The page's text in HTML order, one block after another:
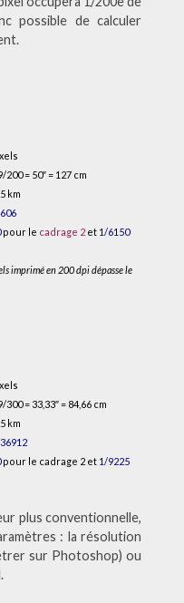
possible de calculer
= 50″ = 127 cm
km
pour le cadrage 2et 1/6150
imprimé en 200 dpi dépasse le
= 33,33″ = 84,66 cm
km
pour le cadrage 2 et 1/9225
plus conventionnelle,
: la résolution
sur Photoshop) ou